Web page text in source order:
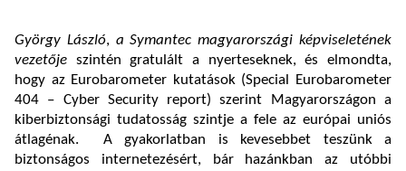
György László, a Symantec magyarországi képviseletének
vezetője szintén gratulált a nyerteseknek, és elmondta,
hogy az Eurobarometer kutatások (Special Eurobarometer
404 – Cyber Security report) szerint Magyarországon a
kiberbiztonsági tudatosság szintje a fele az európai uniós
átlagénak. A gyakorlatban is kevesebbet teszünk a
biztonságos internetezésért, bár hazánkban az utóbbi